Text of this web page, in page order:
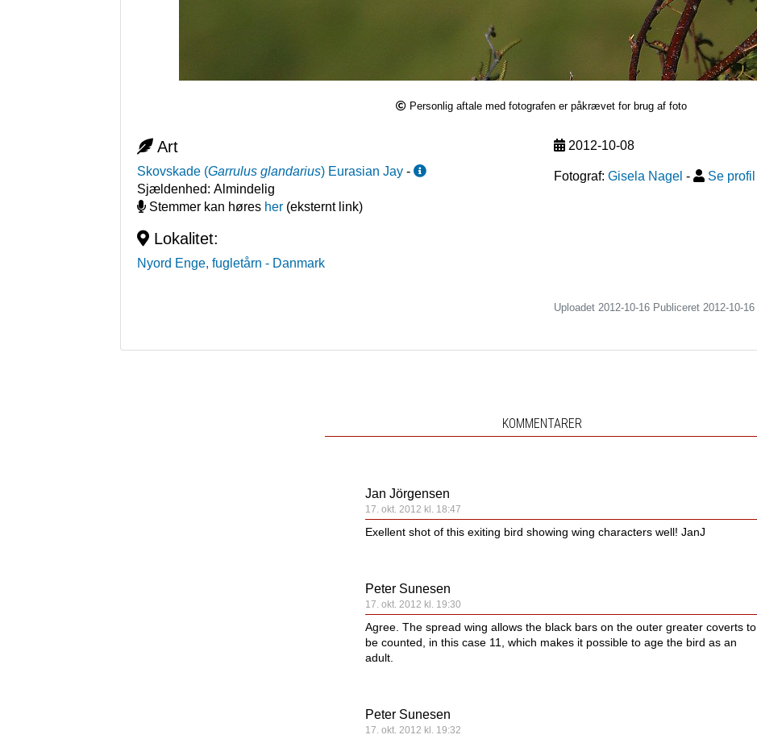
Personlig aftale med fotografen er påkrævet for brug af foto
Art
Skovskade (Garrulus glandarius) Eurasian Jay -
Sjældenhed:Almindelig
Stemmer kan høres her (eksternt link)
Lokalitet:
Nyord Enge, fugletårn - Danmark
2012-10-08
Fotograf: Gisela Nagel - Se profil
Uploadet 2012-10-16 Publiceret 2012-10-16
KOMMENTARER
Jan Jörgensen
17. okt. 2012 kl. 18:47
Exellent shot of this exiting bird showing wing characters well! JanJ
Peter Sunesen
17. okt. 2012 kl. 19:30
Agree. The spread wing allows the black bars on the outer greater coverts to
be counted, in this case 11, which makes it possible to age the bird as an
adult.
Peter Sunesen
17. okt. 2012 kl. 19:32